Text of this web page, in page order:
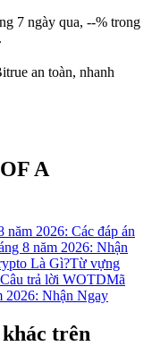
7 ngày qua, --% trong
an toàn, nhanh
A
2026: Các đáp án
8 năm 2026: Nhận
Là Gì?Từ vựng
trả lời WOTDMã
2026: Nhận Ngay
trên